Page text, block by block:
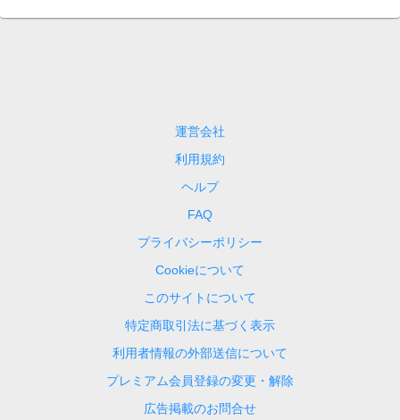
運営会社
利用規約
ヘルプ
FAQ
プライバシーポリシー
Cookieについて
このサイトについて
特定商取引法に基づく表示
利用者情報の外部送信について
プレミアム会員登録の変更・解除
広告掲載のお問合せ